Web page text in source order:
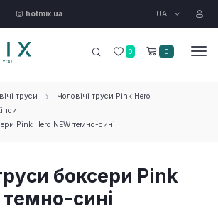
hotmix.ua UA
0 0
труси
Чоловічі труси Pink Hero
Pink Hero NEW темно-сині
боксери Pink
темно-сині